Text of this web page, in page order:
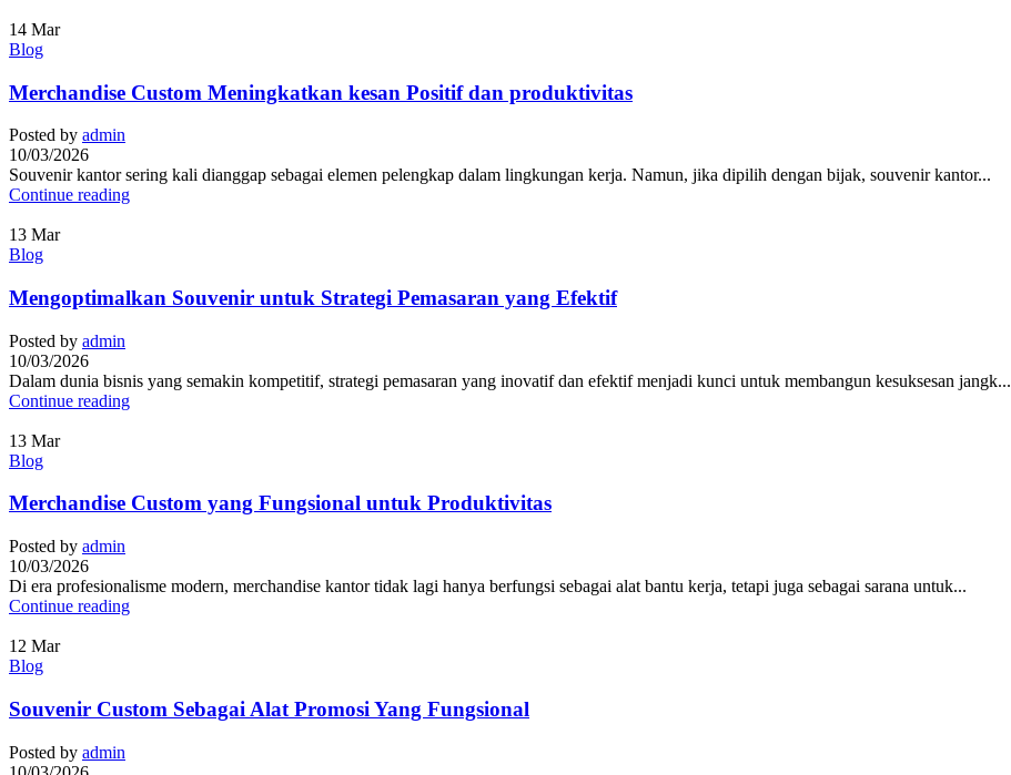
14 Mar
Blog
Merchandise Custom Meningkatkan kesan Positif dan produktivitas
Posted by admin
10/03/2026
Souvenir kantor sering kali dianggap sebagai elemen pelengkap dalam lingkungan kerja. Namun, jika dipilih dengan bijak, souvenir kantor...
Continue reading
13 Mar
Blog
Mengoptimalkan Souvenir untuk Strategi Pemasaran yang Efektif
Posted by admin
10/03/2026
Dalam dunia bisnis yang semakin kompetitif, strategi pemasaran yang inovatif dan efektif menjadi kunci untuk membangun kesuksesan jangk...
Continue reading
13 Mar
Blog
Merchandise Custom yang Fungsional untuk Produktivitas
Posted by admin
10/03/2026
Di era profesionalisme modern, merchandise kantor tidak lagi hanya berfungsi sebagai alat bantu kerja, tetapi juga sebagai sarana untuk...
Continue reading
12 Mar
Blog
Souvenir Custom Sebagai Alat Promosi Yang Fungsional
Posted by admin